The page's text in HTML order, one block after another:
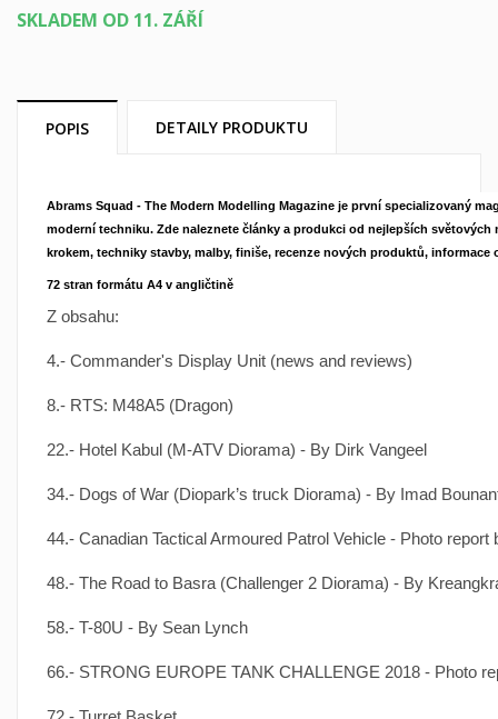
SKLADEM OD 11. ZÁŘÍ
POPIS DETAILY PRODUKTU
Abrams Squad - The Modern Modelling Magazine je první specializovaný
moderní techniku. Zde naleznete články a produkci od nejlepších světových
krokem, techniky stavby, malby, finiše, recenze nových produktů, informace
72 stran formátu A4 v angličtině
Z obsahu:
4.- Commander's Display Unit (news and reviews)
8.- RTS: M48A5 (Dragon)
22.- Hotel Kabul (M-ATV Diorama) - By Dirk Vangeel
34.- Dogs of War (Diopark’s truck Diorama) - By Imad
44.- Canadian Tactical Armoured Patrol Vehicle - Photo report
48.- The Road to Basra (Challenger 2 Diorama) - By
58.- T-80U - By Sean Lynch
66.- STRONG EUROPE TANK CHALLENGE 2018 - Photo